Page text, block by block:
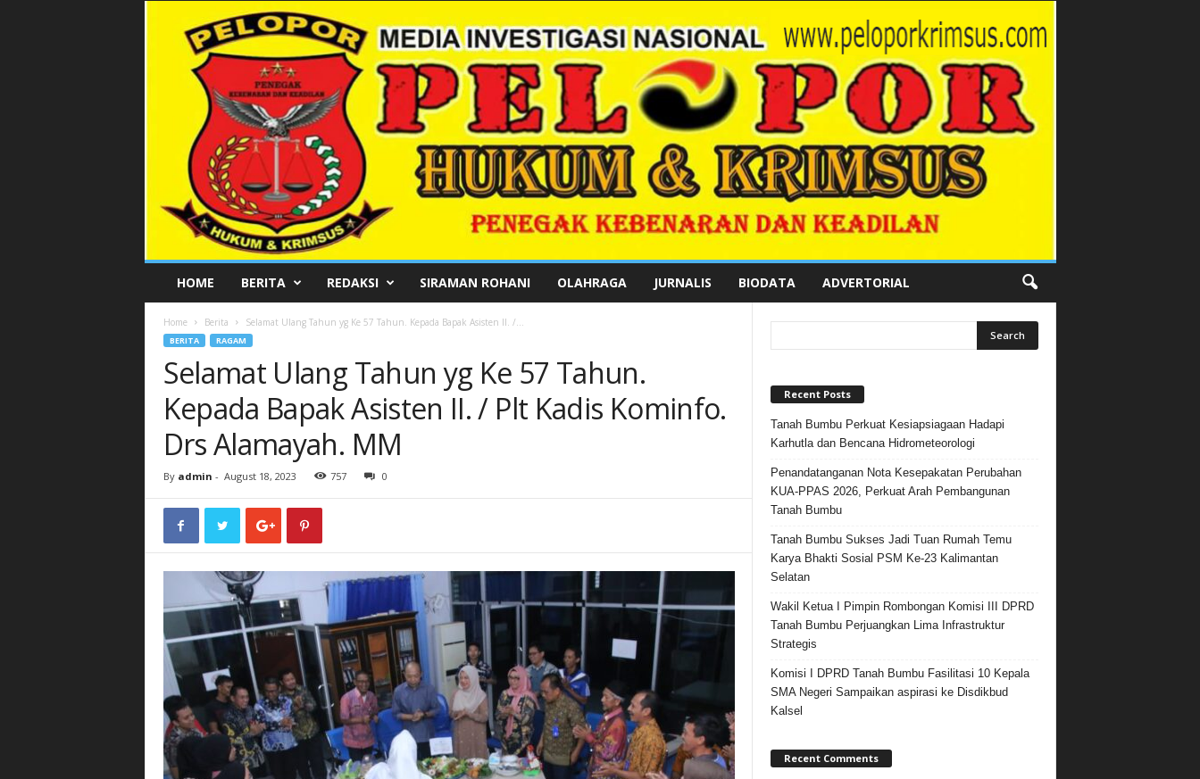
L
HOME BERITA REDAKSI SIRAMAN ROHANI OLAHRAGA JURNALIS BIODATA ADVERTORIAL
Home Berita Selamat Ulang Tahun yg Ke 57 Tahun. Kepada Bapak Asisten II. /...
BERITA RAGAM
Selamat Ulang Tahun yg Ke 57 Tahun.
Kepada Bapak Asisten II. / Plt Kadis Kominfo.
Drs Alamayah. MM
By admin - August 18, 2023 757 0
Recent Posts
Tanah Bumbu Perkuat Kesiapsiagaan Hadapi
Karhutla dan Bencana Hidrometeorologi
Penandatanganan Nota Kesepakatan Perubahan
KUA-PPAS 2026, Perkuat Arah Pembangunan
Tanah Bumbu
Tanah Bumbu Sukses Jadi Tuan Rumah Temu
Karya Bhakti Sosial PSM Ke-23 Kalimantan
Selatan
Wakil Ketua I Pimpin Rombongan Komisi III DPRD
Tanah Bumbu Perjuangkan Lima Infrastruktur
Strategis
Komisi I DPRD Tanah Bumbu Fasilitasi 10 Kepala
SMA Negeri Sampaikan aspirasi ke Disdikbud
Kalsel
Recent Comments